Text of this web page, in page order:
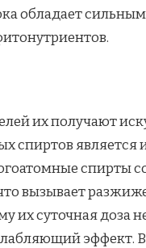
обладает
их получают
спиртов является
спирты
вызывает
их суточная доза
эффект.